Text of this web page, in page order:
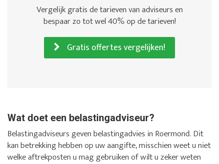
Vergelijk gratis de tarieven van adviseurs en
bespaar zo tot wel 40% op de tarieven!
Gratis offertes vergelijken!
Wat doet een belastingadviseur?
Belastingadviseurs geven belastingadvies in Roermond. Dit
kan betrekking hebben op uw aangifte, misschien weet u niet
welke aftrekposten u mag gebruiken of wilt u zeker weten